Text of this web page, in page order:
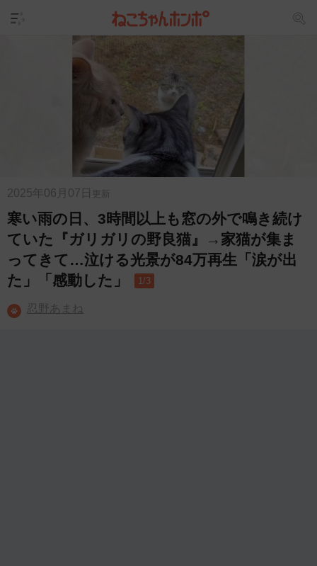
2025年06月07日 更新
寒い雨の日、3時間以上も窓の外で鳴き続け
ていた『ガリガリの野良猫』→家猫が集ま
ってきて…泣ける光景が84万再生「涙が出
た」「感動した」
1/3
忍野あまね